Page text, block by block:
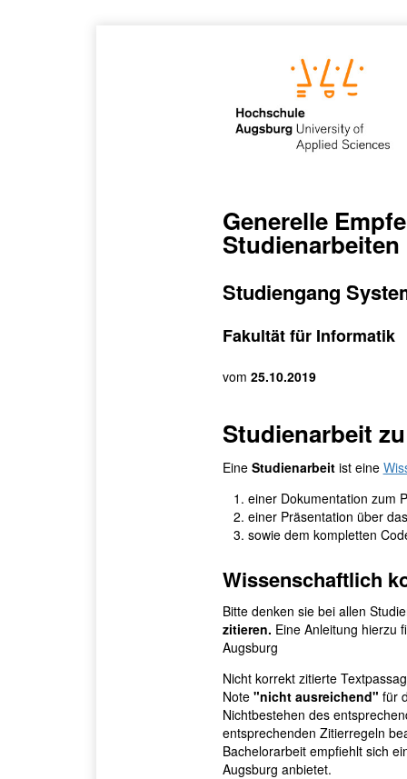
Generelle
Studienarbeiten
Studiengang
Fakultät für Informatik
vom 25.10.2019
Studienarbeit
Eine Studienarbeitist eine
einer Dokumentation zum
einer Präsentation über
sowie dem kompletten
Wissenschaftlich
Bitte denken sie bei allen
zitieren. Eine Anleitung hierzu
Augsburg
Nicht korrekt zitierte
Note "nicht ausreichend" für
Nichtbestehen des
entsprechenden Zitierregeln
Bachelorarbeit empfiehlt sich
Augsburg anbietet.